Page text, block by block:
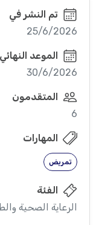
تم النشر في
25/6/2026
الموعد النهائي
30/6/2026
المتقدمون
6
المهارات
تمريض
الفئة
الرعاية الصحية